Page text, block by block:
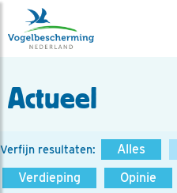
Actueel
Verfijn resultaten: Alles
Verdieping
Opinie